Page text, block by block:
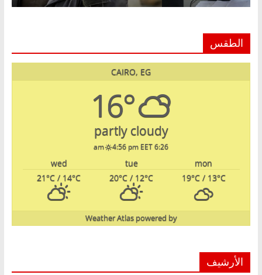
الطقس
CAIRO, EG
16°
partly cloudy
6:26 am
4:56 pm EET
mon
tue
wed
19°C/ 13°C
20°C / 12°C
21°C / 14°C
powered by
Weather Atlas
الأرشيف